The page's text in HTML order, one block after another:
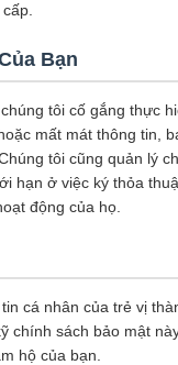
Bạn
tôi cố gắng thực
mất mát thông tin,
tôi cũng quản lý
hạn ở việc ký thỏa
động của họ.
cá nhân của trẻ vị
chính sách bảo mật
hộ của bạn.